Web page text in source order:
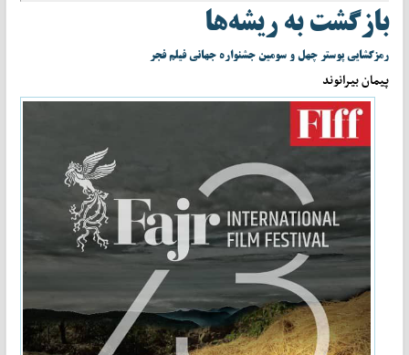
بازگشت به ریشه‌ها
رمزگشایی پوستر چهل‌ و ‌سومین جشنواره جهانی فیلم فجر
پیمان بیرانوند